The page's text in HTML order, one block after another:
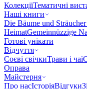
КолекціїТематичні
Наші книги
Die Bäume und
HeimatGemeinnüzzige
Готові унікати
Відчуття
Соєві свічкиТрави і чаї
Оправа
Майстерня
Про насІсторіяВідгуки